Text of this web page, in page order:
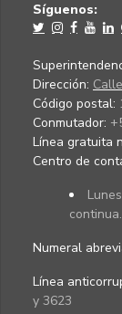
Síguenos:
Dirección:
Código postal:
Conmutador:
Línea gratuita
Centro de
continua.
Numeral
Línea
y 3623